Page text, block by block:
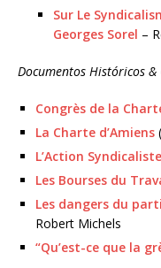
Sur Le
Georges Sorel –
Documentos Históricos &
Congrès de la
La Charte d’Amiens
L’Action Syndicaliste
Les Bourses du
Les dangers du
Robert Michels
“Qu’est-ce que la